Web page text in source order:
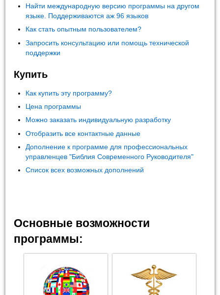
Найти международную версию программы на другом
языке. Поддерживаются аж 96 языков
Как стать опытным пользователем?
Запросить консультацию или помощь технической
поддержки
Купить
Как купить эту программу?
Цена программы
Можно заказать индивидуальную разработку
Отобразить все контактные данные
Дополнение к программе для профессиональных
управленцев "Библия Современного Руководителя"
Список всех возможных дополнений
Основные возможности
программы: